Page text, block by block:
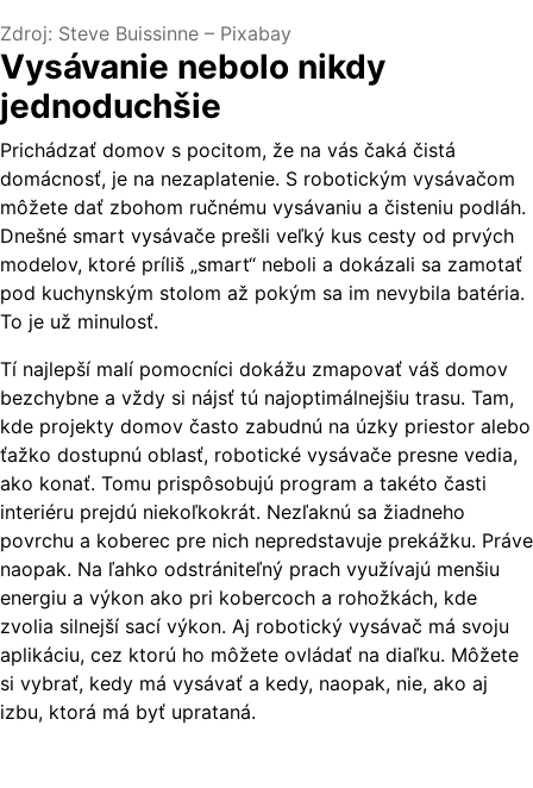
Zdroj: Steve Buissinne – Pixabay
Vysávanie nebolo nikdy
jednoduchšie
Prichádzať domov s pocitom, že na vás čaká čistá
domácnosť, je na nezaplatenie. S robotickým vysávačom
môžete dať zbohom ručnému vysávaniu a čisteniu podláh.
Dnešné smart vysávače prešli veľký kus cesty od prvých
modelov, ktoré príliš „smart“ neboli a dokázali sa zamotať
pod kuchynským stolom až pokým sa im nevybila batéria.
To je už minulosť.
Tí najlepší malí pomocníci dokážu zmapovať váš domov
bezchybne a vždy si nájsť tú najoptimálnejšiu trasu. Tam,
kde projekty domov často zabudnú na úzky priestor alebo
ťažko dostupnú oblasť, robotické vysávače presne vedia,
ako konať. Tomu prispôsobujú program a takéto časti
interiéru prejdú niekoľkokrát. Nezľaknú sa žiadneho
povrchu a koberec pre nich nepredstavuje prekážku. Práve
naopak. Na ľahko odstrániteľný prach využívajú menšiu
energiu a výkon ako pri kobercoch a rohožkách, kde
zvolia silnejší sací výkon. Aj robotický vysávač má svoju
aplikáciu, cez ktorú ho môžete ovládať na diaľku. Môžete
si vybrať, kedy má vysávať a kedy, naopak, nie, ako aj
izbu, ktorá má byť uprataná.